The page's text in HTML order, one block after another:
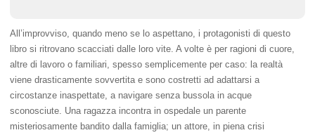
All’improvviso, quando meno se lo aspettano, i protagonisti di questo
libro si ritrovano scacciati dalle loro vite. A volte è per ragioni di cuore,
altre di lavoro o familiari, spesso semplicemente per caso: la realtà
viene drasticamente sovvertita e sono costretti ad adattarsi a
circostanze inaspettate, a navigare senza bussola in acque
sconosciute. Una ragazza incontra in ospedale un parente
misteriosamente bandito dalla famiglia; un attore, in piena crisi